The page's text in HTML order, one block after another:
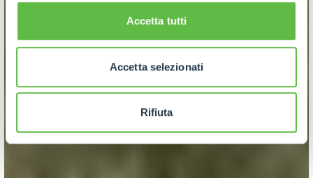
Accetta tutti
Accetta selezionati
Rifiuta